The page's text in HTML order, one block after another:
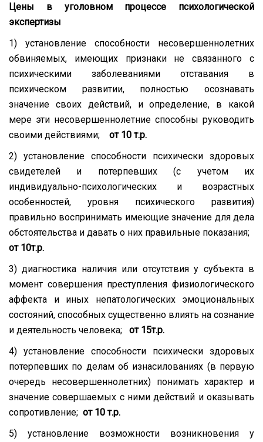
Цены в уголовном процессе психологической
экспертизы
1) установление способности несовершеннолетних
обвиняемых, имеющих признаки не связанного с
психическими заболеваниями отставания в
психическом развитии, полностью осознавать
значение своих действий, и определение, в какой
мере эти несовершеннолетние способны руководить
своими действиями; от 10 т.р.
2) установление способности психически здоровых
свидетелей и потерпевших (с учетом их
индивидуально-психологических и возрастных
особенностей, уровня психического развития)
правильно воспринимать имеющие значение для дела
обстоятельства и давать о них правильные показания;
от 10т.р.
3) диагностика наличия или отсутствия у субъекта в
момент совершения преступления физиологического
аффекта и иных непатологических эмоциональных
состояний, способных существенно влиять на сознание
и деятельность человека; от 15т.р.
4) установление способности психически здоровых
потерпевших по делам об изнасилованиях (в первую
очередь несовершеннолетних) понимать характер и
значение совершаемых с ними действий и оказывать
сопротивление; от 10 т.р.
5) установление возможности возникновения у